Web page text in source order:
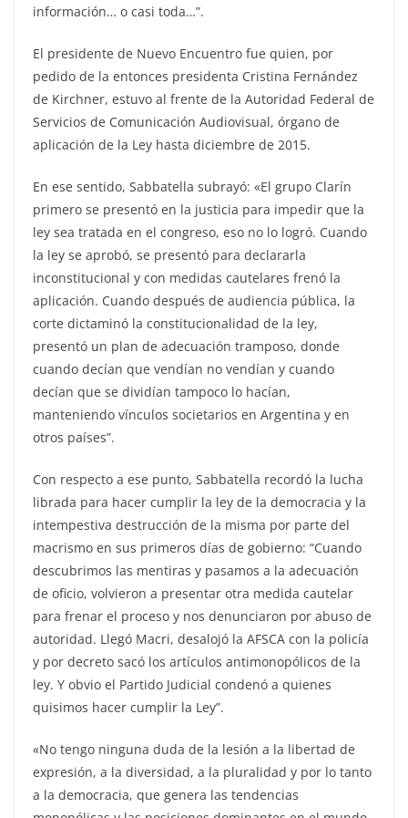
información… o casi toda…”.
El presidente de Nuevo Encuentro fue quien, por
pedido de la entonces presidenta Cristina Fernández
de Kirchner, estuvo al frente de la Autoridad Federal de
Servicios de Comunicación Audiovisual, órgano de
aplicación de la Ley hasta diciembre de 2015.
En ese sentido, Sabbatella subrayó: «El grupo Clarín
primero se presentó en la justicia para impedir que la
ley sea tratada en el congreso, eso no lo logró. Cuando
la ley se aprobó, se presentó para declararla
inconstitucional y con medidas cautelares frenó la
aplicación. Cuando después de audiencia pública, la
corte dictaminó la constitucionalidad de la ley,
presentó un plan de adecuación tramposo, donde
cuando decían que vendían no vendían y cuando
decían que se dividían tampoco lo hacían,
manteniendo vínculos societarios en Argentina y en
otros países”.
Con respecto a ese punto, Sabbatella recordó la lucha
librada para hacer cumplir la ley de la democracia y la
intempestiva destrucción de la misma por parte del
macrismo en sus primeros días de gobierno: “Cuando
descubrimos las mentiras y pasamos a la adecuación
de oficio, volvieron a presentar otra medida cautelar
para frenar el proceso y nos denunciaron por abuso de
autoridad. Llegó Macri, desalojó la AFSCA con la policía
y por decreto sacó los artículos antimonopólicos de la
ley. Y obvio el Partido Judicial condenó a quienes
quisimos hacer cumplir la Ley”.
«No tengo ninguna duda de la lesión a la libertad de
expresión, a la diversidad, a la pluralidad y por lo tanto
a la democracia, que genera las tendencias